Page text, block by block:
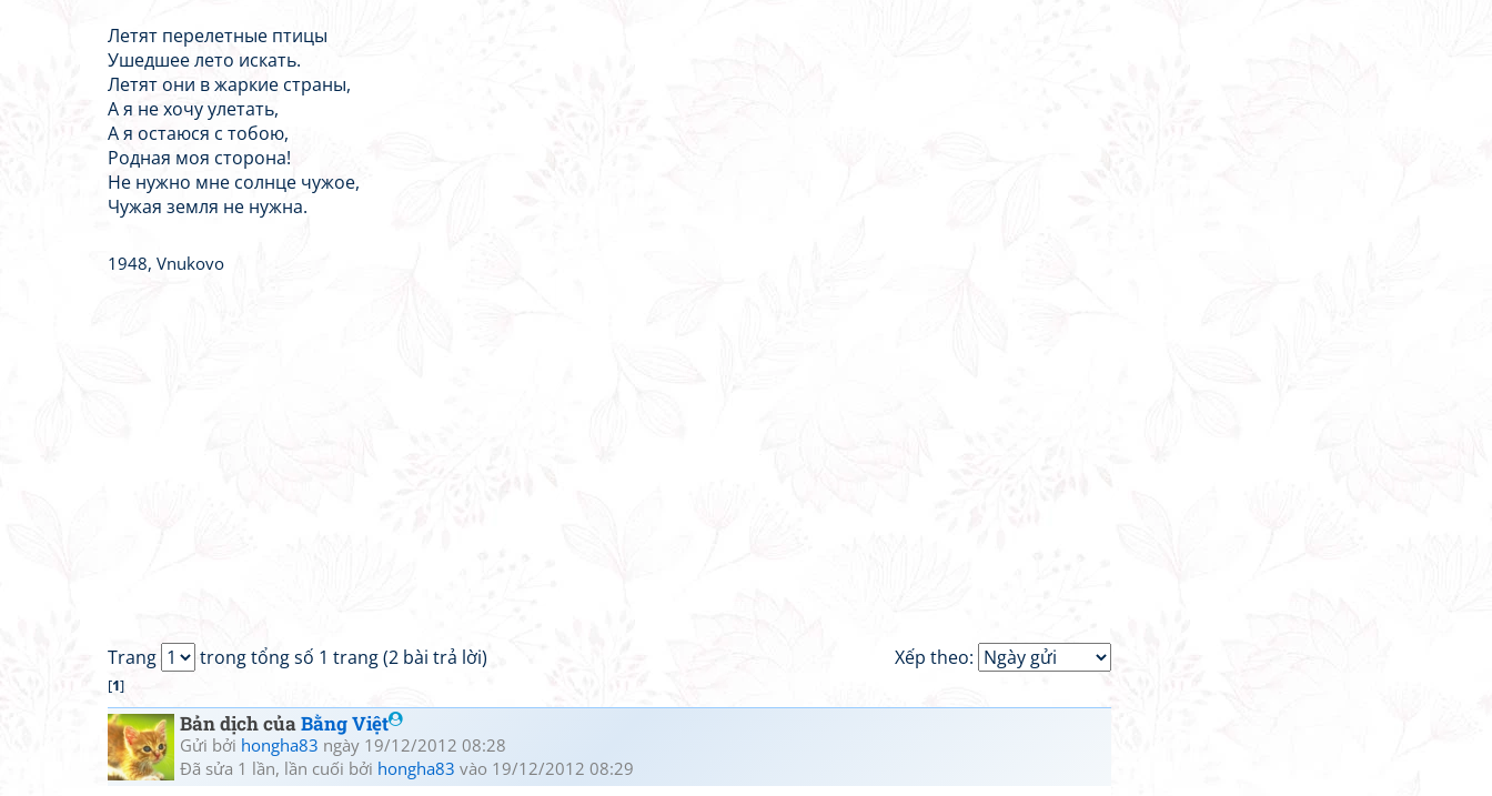
Летят перелетные птицы
Ушедшее лето искать.
Летят они в жаркие страны,
А я не хочу улетать,
А я остаюся с тобою,
Родная моя сторона!
Не нужно мне солнце чужое,
Чужая земля не нужна.
1948, Vnukovo
Xếp theo:
Trang trong tổng số 1 trang (2 bài trả lời)
[1]
Bản dịch củaBằng Việt
Gửi bởi hongha83 ngày 19/12/2012 08:28
Đã sửa 1 lần, lần cuối bởi hongha83 vào 19/12/2012 08:29